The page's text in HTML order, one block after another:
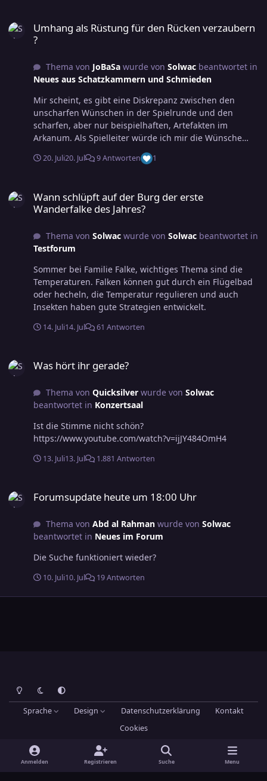
Umhang als Rüstung für den Rücken verzaubern
?
Thema von JoBaSawurde von Solwacbeantwortet in
Neues aus Schatzkammern und Schmieden
Mir scheint, es gibt eine Diskrepanz zwischen den
unscharfen Wünschen in der Spielrunde und den
scharfen, aber nur beispielhaften, Artefakten im
Arkanum. Als Spielleiter würde ich mir die Wünsche
noch einmal genau beschreiben lassen. Dann würde ich
mir ein entsprechendes Artefakt überlegen. Als Basis
20. Juli20. Jul 9 Antworten 1
Wann schlüpft auf der Burg der erste
Wanderfalke des Jahres?
Thema von Solwacwurde von Solwacbeantwortet in
Testforum
Sommer bei Familie Falke, wichtiges Thema sind die
Temperaturen. Falken können gut durch ein Flügelbad
oder hecheln, die Temperatur regulieren und auch
Insekten haben gute Strategien entwickelt.
14. Juli14. Jul 61 Antworten
Was hört ihr gerade?
Thema von Quicksilverwurde von Solwac
beantwortet in Konzertsaal
Ist die Stimme nicht schön?
https://www.youtube.com/watch?v=ijJY484OmH4
13. Juli13. Jul 1.881 Antworten
Forumsupdate heute um 18:00 Uhr
Thema von Abd al Rahmanwurde von Solwac
beantwortet in Neues im Forum
Die Suche funktioniert wieder?
10. Juli10. Jul 19 Antworten
Heller ModusDunkler ModusSystemeinstellung
Sprache Design Datenschutzerklärung
Kontakt
Cookies
Hans-Joachim Maier
Invision Community
Anmelden Registrieren Suche Menu